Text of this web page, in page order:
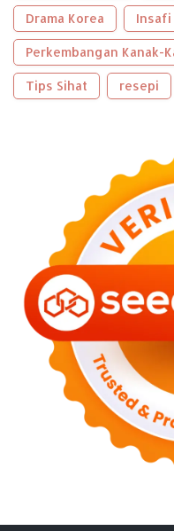
►2023 (56)
►December 2023(2)
►October 2023 (2)
►September 2023(5)
►August 2023(9)
(6)
February 2023
(6)
January 2023 (13)
2022
December 2022 (6)
September 2022
►
August 2022(11)
►
July 2022 (7)
►June 2022
April 2022 (4)
March 2022(2)
February 2022
January 2022
(2)
(82)
December 2021(9)
(4)
►August 2021(2)
Drama Korea Insafi
Perkembangan Kanak-
Tips Sihat resepi